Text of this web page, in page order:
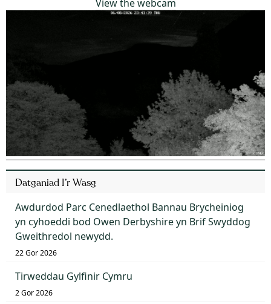
View the webcam
Datganiad I’r Wasg
Awdurdod Parc Cenedlaethol Bannau Brycheiniog
yn cyhoeddi bod Owen Derbyshire yn Brif Swyddog
Gweithredol newydd.
22 Gor 2026
Tirweddau Gylfinir Cymru
2 Gor 2026